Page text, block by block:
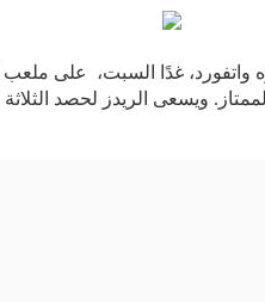
واتفورد، غدًا السبت، على ملعب
الممتاز. ويسعى الريدز لحصد